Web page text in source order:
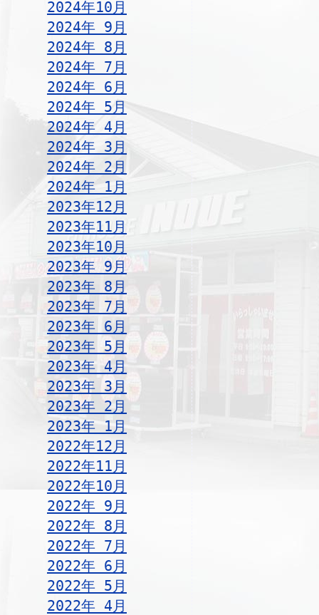
2024年10月
2024年 9月
2024年 8月
2024年 7月
2024年 6月
2024年 5月
2024年 4月
2024年 3月
2024年 2月
2024年 1月
2023年12月
2023年11月
2023年10月
2023年 9月
2023年 8月
2023年 7月
2023年 6月
2023年 5月
2023年 4月
2023年 3月
2023年 2月
2023年 1月
2022年12月
2022年11月
2022年10月
2022年 9月
2022年 8月
2022年 7月
2022年 6月
2022年 5月
2022年 4月